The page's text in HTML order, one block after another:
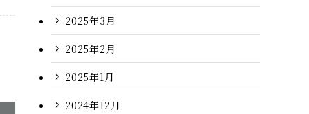
2025年3月
2025年2月
2025年1月
2024年12月